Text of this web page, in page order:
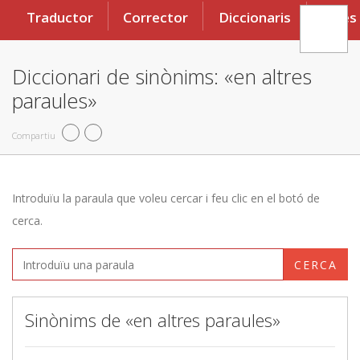
Traductor Corrector Diccionaris Eines
Diccionari de sinònims: «en altres
paraules»
Compartiu
Introduïu la paraula que voleu cercar i feu clic en el botó de
cerca.
CERCA
Sinònims de «en altres paraules»